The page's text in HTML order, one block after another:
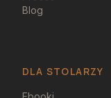
Blog
DLA STOLARZY